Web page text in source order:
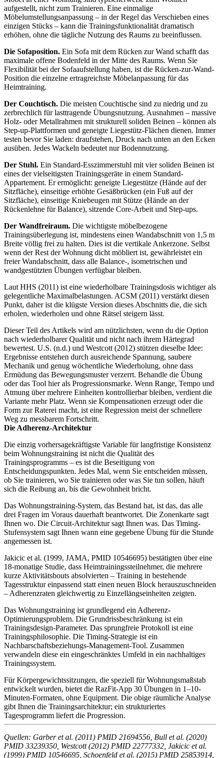
aufgestellt, nicht zum Trainieren. Eine einmalige
Möbelumstellungsanpassung – in der Regel das Verschieben eines
einzigen Stücks – kann die Trainingsfunktionalität dramatisch
erhöhen, ohne die tägliche Nutzung des Raums zu beeinflussen.
Die Sofaposition. Ein Sofa mit dem Rücken zur Wand schafft das
maximale offene Bodenfeld in der Mitte des Raums. Wenn Sie
Flexibilität bei der Sofaaufstellung haben, ist die Rücken-zur-Wand-
Position die einzelne ertragreichste Möbelanpassung für das
Heimtraining.
Der Couchtisch. Die meisten Couchtische sind zu niedrig und zu
zerbrechlich für lasttragende Übungsnutzung. Ausnahmen – massive
Holz- oder Metallrahmen mit strukturell soliden Beinen – können als
Step-up-Plattformen und geneigte Liegestütz-Flächen dienen. Immer
testen bevor Sie laden: draufstehen, Druck nach unten an den Ecken
ausüben. Jedes Wackeln bedeutet nur Bodennutzung.
Der Stuhl. Ein Standard-Esszimmerstuhl mit vier soliden Beinen ist
eines der vielseitigsten Trainingsgeräte in einem Standard-
Appartement. Er ermöglicht: geneigte Liegestütze (Hände auf der
Sitzfläche), einseitige erhöhte Gesäßbrücken (ein Fuß auf der
Sitzfläche), einseitige Kniebeugen mit Stütze (Hände an der
Rückenlehne für Balance), sitzende Core-Arbeit und Step-ups.
Der Wandfreiraum. Die wichtigste möbelbezogene
Trainingsüberlegung ist, mindestens einen Wandabschnitt von 1,5 m
Breite völlig frei zu halten. Dies ist die vertikale Ankerzone. Selbst
wenn der Rest der Wohnung dicht möbliert ist, gewährleistet ein
freier Wandabschnitt, dass alle Balance-, isometrischen und
wandgestützten Übungen verfügbar bleiben.
Laut HHS (2011) ist eine wiederholbare Trainingsdosis wichtiger als
gelegentliche Maximalbelastungen. ACSM (2011) verstärkt diesen
Punkt, daher ist die klügste Version dieses Abschnitts die, die sich
erholen, wiederholen und ohne Rätsel steigern lässt.
Dieser Teil des Artikels wird am nützlichsten, wenn du die Option
nach wiederholbarer Qualität und nicht nach ihrem Härtegrad
bewertest. U.S. (n.d.) und Westcott (2012) stützen dieselbe Idee:
Ergebnisse entstehen durch ausreichende Spannung, saubere
Mechanik und genug wöchentliche Wiederholung, ohne dass
Ermüdung das Bewegungsmuster verzerrt. Behandle die Übung
oder das Tool hier als Progressionsmarke. Wenn Range, Tempo und
Atmung über mehrere Einheiten kontrollierbar bleiben, verdient die
Variante mehr Platz. Wenn sie Kompensationen erzeugt oder die
Form zur Raterei macht, ist eine Regression meist der schnellere
Weg zu messbarem Fortschritt.
Die Adherenz-Architektur
Die einzig vorhersagekräftigste Variable für langfristige Konsistenz
beim Wohnungstraining ist nicht die Qualität des
Trainingsprogramms – es ist die Beseitigung von
Entscheidungspunkten. Jedes Mal, wenn Sie entscheiden müssen,
ob Sie trainieren, wo Sie trainieren oder was Sie tun sollen, häuft
sich die Reibung an, bis die Gewohnheit bricht.
Das Wohnungstraining-System, das Bestand hat, ist das, das alle
drei Fragen im Voraus dauerhaft beantwortet. Die Zonenkarte sagt
Ihnen wo. Die Circuit-Architektur sagt Ihnen was. Das Timing-
Stufensystem sagt Ihnen wann eine gegebene Übung für die Stunde
angemessen ist.
Jakicic et al. (1999, JAMA, PMID 10546695) bestätigten über eine
18-monatige Studie, dass Heimtrainingssteilnehmer, die mehrere
kurze Aktivitätsbouts absolvierten – Training in bestehende
Tagesstruktur einpassend statt einen neuen Block herauszuschneiden
– Adherenzraten gleichwertig zu Einzellängseinheiten zeigten.
Das Wohnungstraining ist grundlegend ein Adherenz-
Optimierungsproblem. Die Grundrissbeschränkung ist ein
Trainingsdesign-Parameter. Das sprungfreie Protokoll ist eine
Trainingsphilosophie. Die Timing-Strategie ist ein
Nachbarschaftsbeziehungs-Management-Tool. Zusammen
verwandeln diese ein eingeschränktes Umfeld in ein nachhaltiges
Trainingssystem.
Für Körpergewichtssitzungen, die speziell für Wohnungsmaßstab
entwickelt wurden, bietet die RazFit-App 30 Übungen in 1–10-
Minuten-Formaten, ohne Equipment. Die obige räumliche Analyse
gibt Ihnen die Trainingsarchitektur; ein strukturiertes
Tagesprogramm liefert die Progression.
Quellen: Garber et al. (2011) PMID 21694556, Bull et al. (2020)
PMID 33239350, Westcott (2012) PMID 22777332, Jakicic et al.
(1999) PMID 10546695, Schoenfeld et al. (2015) PMID 25853914,